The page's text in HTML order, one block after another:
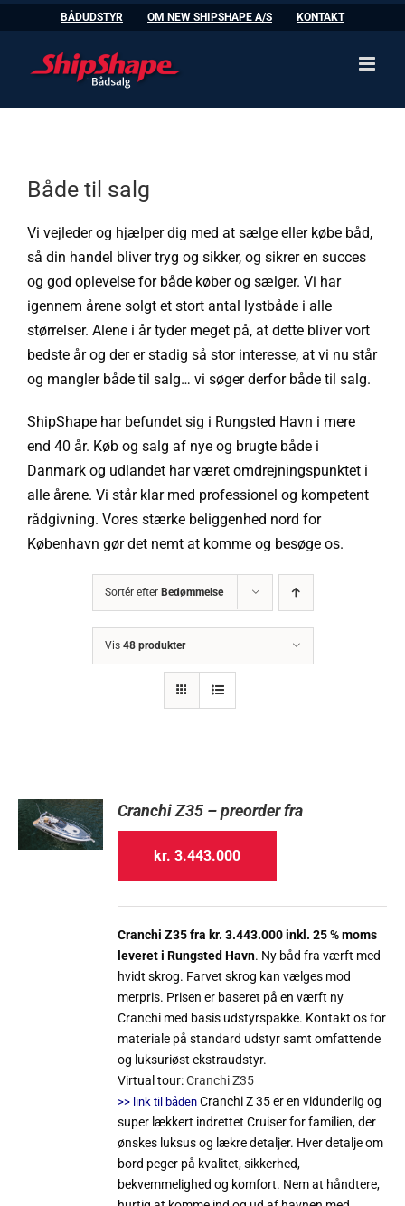
to
BÅDUDSTYR OM NEW SHIPSHAPE A/S KONTAKT
Både til salg
Vi vejleder og hjælper dig med at sælge eller købe båd,
så din handel bliver tryg og sikker, og sikrer en succes
og god oplevelse for både køber og sælger. Vi har
igennem årene solgt et stort antal lystbåde i alle
størrelser. Alene i år tyder meget på, at dette bliver vort
bedste år og der er stadig så stor interesse, at vi nu står
og mangler både til salg… vi søger derfor både til salg.
ShipShape har befundet sig i Rungsted Havn i mere
end 40 år. Køb og salg af nye og brugte både i
Danmark og udlandet har været omdrejningspunktet i
alle årene. Vi står klar med professionel og kompetent
rådgivning. Vores stærke beliggenhed nord for
København gør det nemt at komme og besøge os.
Sortér efter Bedømmelse
Vis 48 produkter
Cranchi Z35 – preorder fra
kr. 3.443.000
Cranchi Z35 fra kr. 3.443.000 inkl. 25 % moms
leveret i Rungsted Havn. Ny båd fra værft med
hvidt skrog. Farvet skrog kan vælges mod
merpris. Prisen er baseret på en værft ny
Cranchi med basis udstyrspakke. Kontakt os for
materiale på standard udstyr samt omfattende
og luksuriøst ekstraudstyr.
Virtual tour:Cranchi Z35
>> link til båden Cranchi Z 35 er en vidunderlig og
super lækkert indrettet Cruiser for familien, der
ønskes luksus og lækre detaljer. Hver detalje om
bord peger på kvalitet, sikkerhed,
bekvemmelighed og komfort. Nem at håndtere,